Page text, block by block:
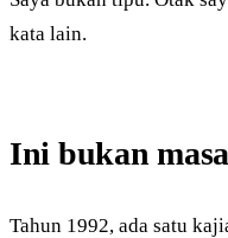
kata lain.
Ini bukan
Tahun 1992, ada satu